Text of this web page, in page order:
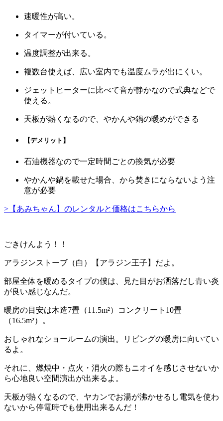
速暖性が高い。
タイマーが付いている。
温度調整が出来る。
複数台使えば、広い室内でも温度ムラが出にくい。
ジェットヒーターに比べて音が静かなので式典などで
使える。
天板が熱くなるので、やかんや鍋の暖めができる
【デメリット】
石油機器なので一定時間ごとの換気が必要
やかんや鍋を載せた場合、から焚きにならないよう注
意が必要
>【あみちゃん】のレンタルと価格はこちらから
ごきけんよう！！
アラジンストーブ（白） 【アラジン王子】 だよ。
部屋全体を暖めるタイプの僕は、見た目がお洒落だし青い炎
が良い感じなんだ。
暖房の目安は木造7畳（11.5m²）コンクリート10畳
（16.5m²）。
おしゃれなショールームの演出。リビングの暖房に向いてい
るよ。
それに、燃焼中・点火・消火の際もニオイを感じさせないか
ら心地良い空間演出が出来るよ。
天板が熱くなるので、ヤカンでお湯が沸かせるし電気を使わ
ないから停電時でも使用出来るんだ！